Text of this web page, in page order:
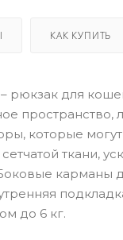
КАК КУПИТЬ
рюкзак для
которые
карманы
до 6 кг.